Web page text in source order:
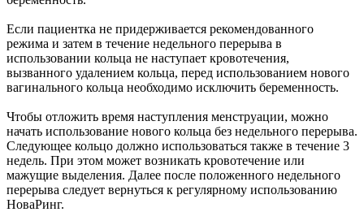
Если пациентка не придерживается рекомендованного
режима и затем в течение недельного перерыва в
использовании кольца не наступает кровотечения,
вызванного удалением кольца, перед использованием нового
вагинального кольца необходимо исключить беременность.
Чтобы отложить время наступления менструации, можно
начать использование нового кольца без недельного перерыва.
Следующее кольцо должно использоваться также в течение 3
недель. При этом может возникать кровотечение или
мажущие выделения. Далее после положенного недельного
перерыва следует вернуться к регулярному использованию
НоваРинг.